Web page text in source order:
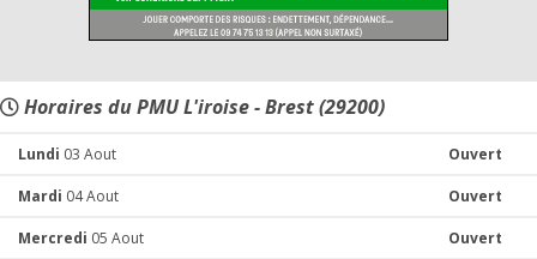
Horaires du PMU L'iroise - Brest (29200)
Lundi 03 Aout Ouvert
Mardi 04 Aout Ouvert
Mercredi 05 Aout Ouvert